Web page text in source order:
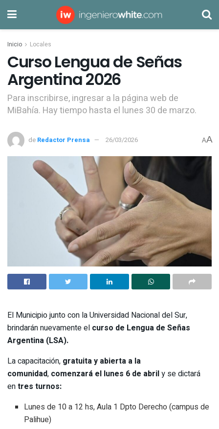
Inicio Locales
Curso Lengua de Señas
Argentina 2026
Para inscribirse, ingresar a la página web de
MiBahía. Hay tiempo hasta el lunes 30 de marzo.
de Redactor Prensa 26/03/2026 AA
El Municipio junto con la Universidad Nacional del Sur,
brindarán nuevamente el curso de Lengua de Señas
Argentina (LSA).
La capacitación, gratuita y abierta a la
comunidad, comenzará el lunes 6 de abrily se dictará
entres turnos:
Lunes de 10 a 12 hs, Aula 1 Dpto Derecho (campus de
Palihue)